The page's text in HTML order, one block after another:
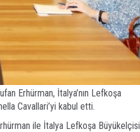
Erhürman, İtalya’nın Lefkoşa
Cavallari’yi kabul etti.
ile İtalya Lefkoşa Büyükelçisi